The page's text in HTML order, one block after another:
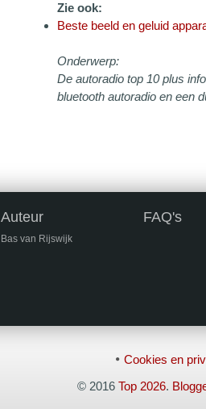
Zie ook:
Beste beeld en geluid
Onderwerp:
De autoradio top 10 plus
bluetooth autoradio en een
Auteur
Bas van Rijswijk
FAQ's
Cookies en
© 2016 Top 2026.